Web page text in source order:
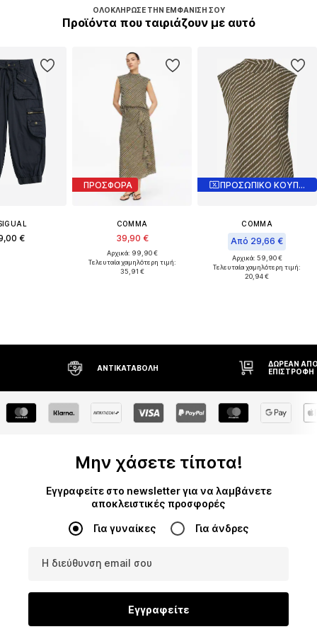
ΟΛΟΚΛΉΡΩΣΕ ΤΗΝ ΕΜΦΆΝΙΣΉ ΣΟΥ
Προϊόντα που ταιριάζουν με αυτό
€
ΠΡΟΣΦΟΡΑ
COMMA
39,90 €
Αρχικά: 99,90 €
Τελευταία χαμηλότερη τιμή:
35,91 €
ΠΡΟΣΩΠΙΚΟ ΚΟΥΠΟΝΙ
COMMA
Από 29,66 €
Αρχικά: 59,90 €
Τελευταία χαμηλότερη τιμή:
20,94 €
ΔΩΡΕΆΝ ΑΠΟΣΤΟΛΉ* ΚΑΙ
ΕΠΙΣΤΡΟΦΉ
ΔΙΚΑΊΩΜΑ
ΗΜΕΡΏΝ
Μην χάσετε τίποτα!
Εγγραφείτε στο newsletter για να λαμβάνετε
αποκλειστικές προσφορές
Για γυναίκες Για άνδρες
Η διεύθυνση email σου
Εγγραφείτε